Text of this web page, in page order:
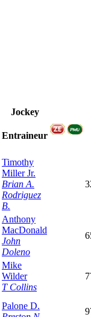
Jockey
Entraineur
Timothy
Miller Jr.
Brian A.
Rodriguez
B.
Anthony
MacDonald
John
Doleno
Mike
Wilder
T Collins
Palone D.